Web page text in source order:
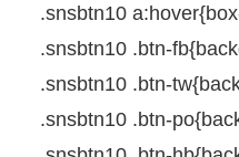
.snsbtn10 a:hover{
.snsbtn10 .btn-fb{
.snsbtn10 .btn-tw{
.snsbtn10 .btn-po{